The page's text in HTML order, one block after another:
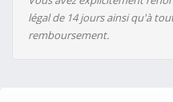
légal de 14 jours ainsi qu'à
remboursement.